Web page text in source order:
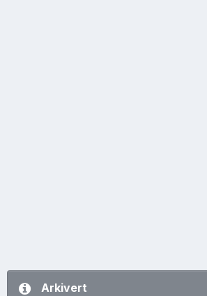
Arkivert